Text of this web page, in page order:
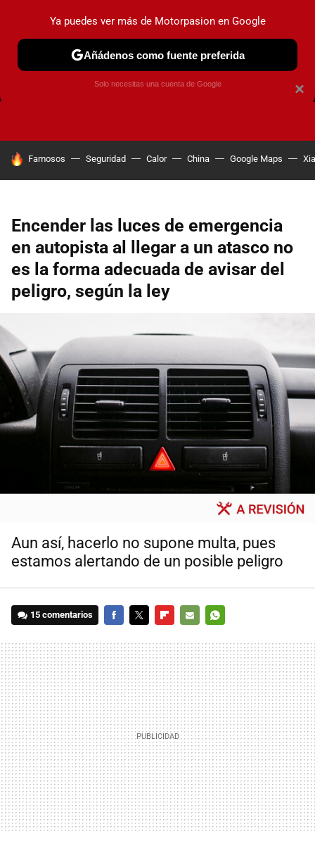
CAMBIO DE ACEITE AIRE ACONDICIONADO
HOY SE HABLA DE
Famosos Seguridad Calor China Google Maps
Encender las luces de emergencia
en autopista al llegar a un atasco no
es la forma adecuada de avisar del
peligro, según la ley
Aun así, hacerlo no supone multa, pues
estamos alertando de un posible peligro
15 comentarios
MAIL
×
Ya puedes ver más de Motorpasion en Google
Añádenos como fuente preferida
Solo necesitas una cuenta de Google